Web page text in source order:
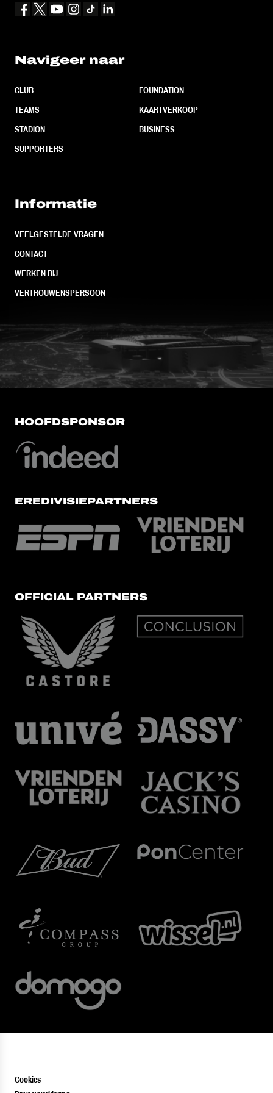
Navigeer naar
CLUB
TEAMS
STADION
SUPPORTERS
FOUNDATION
KAARTVERKOOP
BUSINESS
Informatie
VEELGESTELDE VRAGEN
CONTACT
WERKEN BIJ
VERTROUWENSPERSOON
FC Utrecht<br>vanuit<br>het
HOOFDSPONSOR
EREDIVISIEPARTNERS
OFFICIAL PARTNERS
Cookies